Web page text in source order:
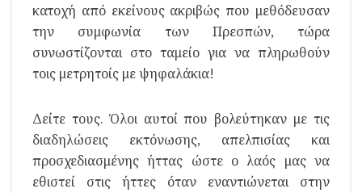
κατοχή από εκείνους ακριβώς που μεθόδευσαν
την συμφωνία των Πρεσπών, τώρα
συνωστίζονται στο ταμείο για να πληρωθούν
τοις μετρητοίς με ψηφαλάκια!
Δείτε τους. Όλοι αυτοί που βολεύτηκαν με τις
διαδηλώσεις εκτόνωσης, απελπισίας και
προσχεδιασμένης ήττας ώστε ο λαός μας να
εθιστεί στις ήττες όταν εναντιώνεται στην